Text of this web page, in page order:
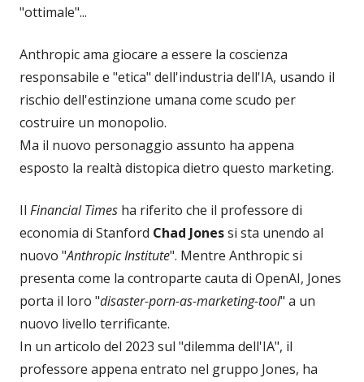
"ottimale"...
Anthropic ama giocare a essere la coscienza
responsabile e "etica" dell'industria dell'IA, usando il
rischio dell'estinzione umana come scudo per
costruire un monopolio.
Ma il nuovo personaggio assunto ha appena
esposto la realtà distopica dietro questo marketing.
Il Financial Times ha riferito che il professore di
economia di Stanford Chad Jonessi sta unendo al
nuovo "Anthropic Institute". Mentre Anthropic si
presenta come la controparte cauta di OpenAI, Jones
porta il loro "disaster-porn-as-marketing-tool" a un
nuovo livello terrificante.
In un articolo del 2023 sul "dilemma dell'IA", il
professore appena entrato nel gruppo Jones, ha